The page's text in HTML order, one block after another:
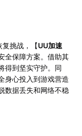
挑战，【UU加速
全保障方案。借助其
得到坚实守护。同
身心投入到游戏营造
数据丢失和网络不稳